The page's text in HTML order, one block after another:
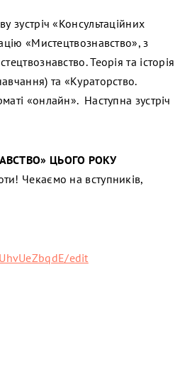
зустріч «Консультаційних
«Мистецтвознавство», з
Теорія та історія
та «Кураторство.
«онлайн». Наступна зустріч
ЦЬОГО РОКУ
Чекаємо на вступників,
edit